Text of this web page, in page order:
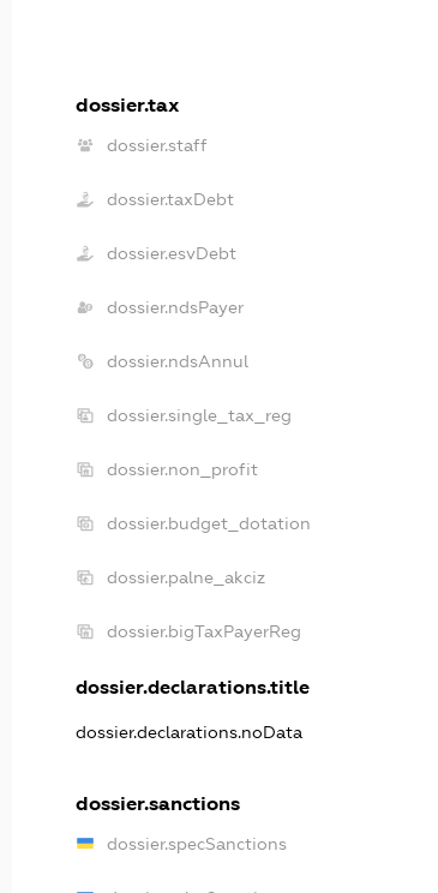
dossier.tax
dossier.staff
dossier.taxDebt
dossier.esvDebt
dossier.ndsPayer
dossier.ndsAnnul
dossier.single_tax_reg
dossier.non_profit
dossier.budget_dotation
dossier.palne_akciz
dossier.bigTaxPayerReg
dossier.declarations.title
dossier.declarations.noData
dossier.sanctions
dossier.specSanctions